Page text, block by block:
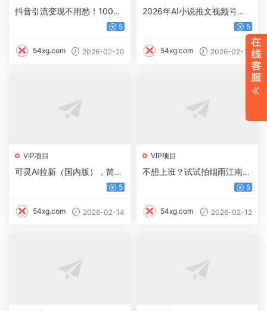
抖音引流变现不用愁！1000
个信息差玩法，看完直接上手
5
54xg.com 2026-02-20
2026年AI小说推文视频号分
成计划，新手小白也能当天日
5
54xg.com 2026-02-14
VIP项目
可灵AI拉新（国内版），简单
上手，高回报，收益无上限，
5
54xg.com 2026-02-14
VIP项目
不想上班？试试拍烟雨江南，
5
54xg.com 2026-02-12